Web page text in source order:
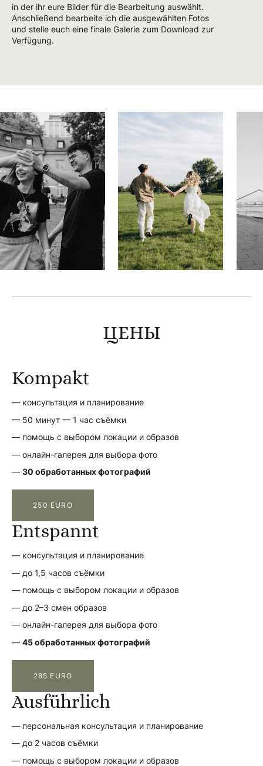
in der ihr eure Bilder für die Bearbeitung auswählt.
Anschließend bearbeite ich die ausgewählten Fotos
und stelle euch eine finale Galerie zum Download zur
Verfügung.
ЦЕНЫ
Kompakt
— консультация и планирование
— 50 минут — 1 час съёмки
— помощь с выбором локации и образов
— онлайн-галерея для выбора фото
— 30 обработанных фотографий
250 EURO
Entspannt
— консультация и планирование
— до 1,5 часов съёмки
— помощь с выбором локации и образов
— до 2–3 смен образов
— онлайн-галерея для выбора фото
— 45 обработанных фотографий
285 EURO
Ausführlich
— персональная консультация и планирование
— до 2 часов съёмки
— помощь с выбором локации и образов